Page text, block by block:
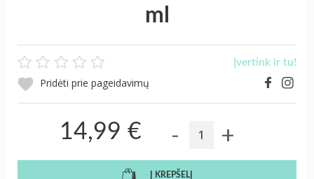
ml
Įvertink ir tu!
Pridėti prie pageidavimų
14,99 € - +
Į KREPŠELĮ